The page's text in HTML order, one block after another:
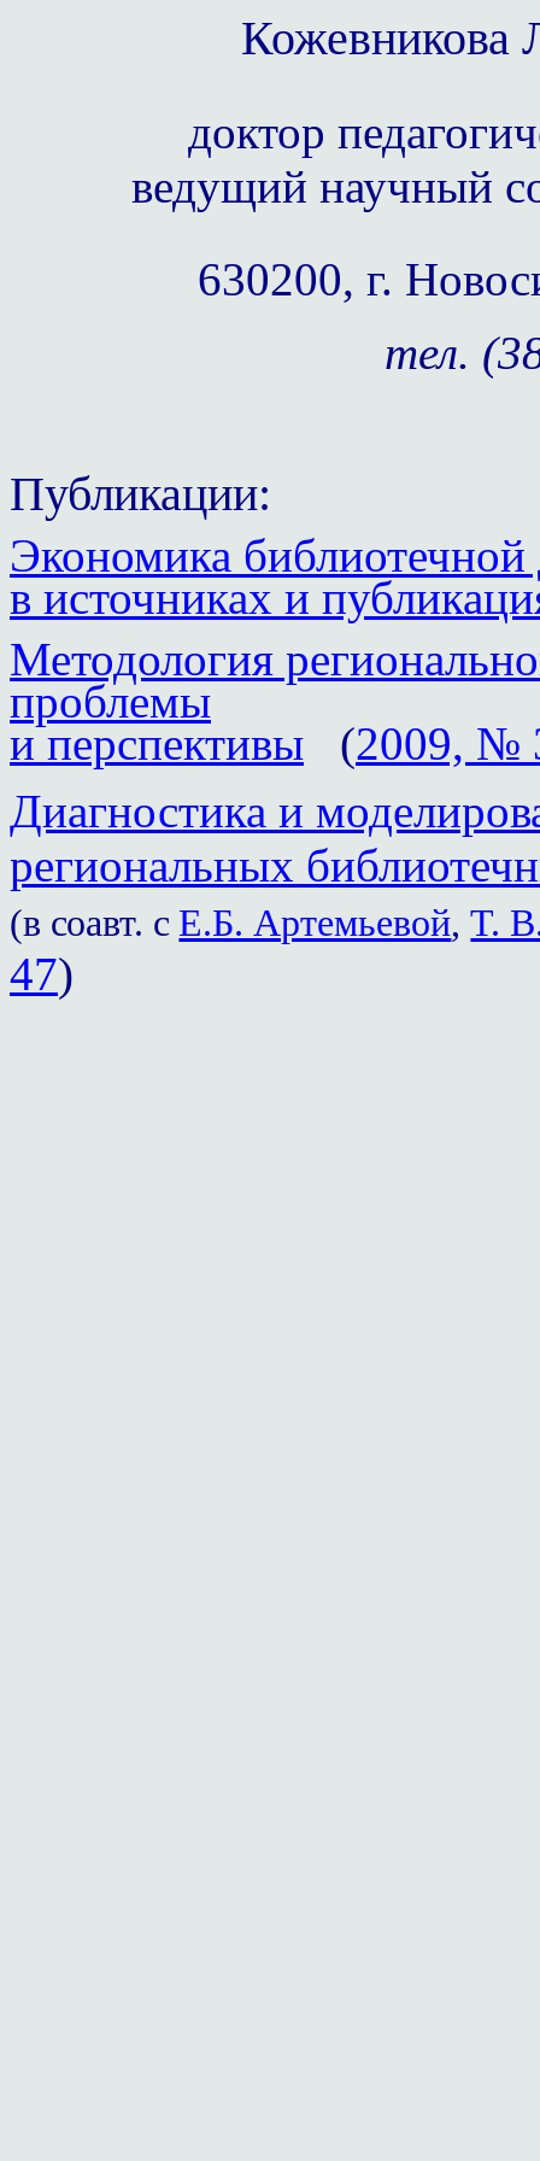
Кожевникова
доктор
ведущий научный
630200, г.
тел.
Публикации:
Экономика библиотечной
в источниках и
Методология
проблемы
и перспективы (2009, №
Диагностика и
региональных
(в соавт. с Е.Б. Артемьевой,Т.
47)